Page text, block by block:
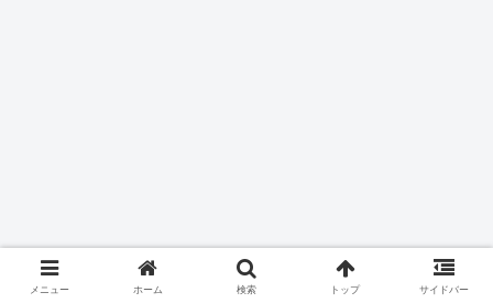
メニュー ホーム 検索 トップ サイドバー